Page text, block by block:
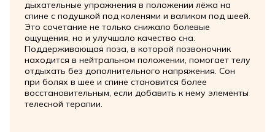
дыхательные упражнения в положении лёжа на
спине с подушкой под коленями и валиком под шеей.
Это сочетание не только снижало болевые
ощущения, но и улучшало качество сна.
Поддерживающая поза, в которой позвоночник
находится в нейтральном положении, помогает телу
отдыхать без дополнительного напряжения. Сон
при болях в шее и спине становится более
восстановительным, если добавить к нему элементы
телесной терапии.